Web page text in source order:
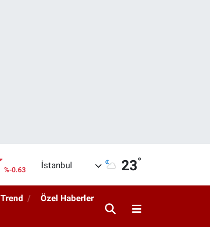
%0.16
İstanbul 23°
Trend Özel Haberler